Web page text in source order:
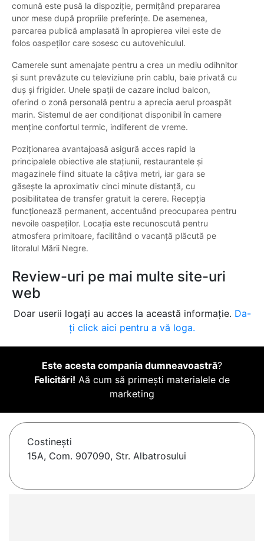
comună este pusă la dispoziție, permițând prepararea
unor mese după propriile preferințe. De asemenea,
parcarea publică amplasată în apropierea vilei este de
folos oaspeților care sosesc cu autovehiculul.
Camerele sunt amenajate pentru a crea un mediu odihnitor
și sunt prevăzute cu televiziune prin cablu, baie privată cu
duș și frigider. Unele spații de cazare includ balcon,
oferind o zonă personală pentru a aprecia aerul proaspăt
marin. Sistemul de aer condiționat disponibil în camere
menține confortul termic, indiferent de vreme.
Poziționarea avantajoasă asigură acces rapid la
principalele obiective ale stațiunii, restaurantele și
magazinele fiind situate la câțiva metri, iar gara se
găsește la aproximativ cinci minute distanță, cu
posibilitatea de transfer gratuit la cerere. Recepția
funcționează permanent, accentuând preocuparea pentru
nevoile oaspeților. Locația este recunoscută pentru
atmosfera primitoare, facilitând o vacanță plăcută pe
litoralul Mării Negre.
Review-uri pe mai multe site-uri
web
Doar userii logați au acces la această informație. Da-
ți click aici pentru a vă loga.
Este acesta compania dumneavoastră?
Felicitări! Aă cum să primești materialele de
marketing
Costineşti
15A, Com. 907090, Str. Albatrosului